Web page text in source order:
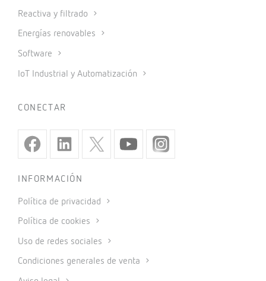
Reactiva y filtrado
Energías renovables
Software
IoT Industrial y Automatización
CONECTAR
INFORMACIÓN
Política de privacidad
Política de cookies
Uso de redes sociales
Condiciones generales de venta